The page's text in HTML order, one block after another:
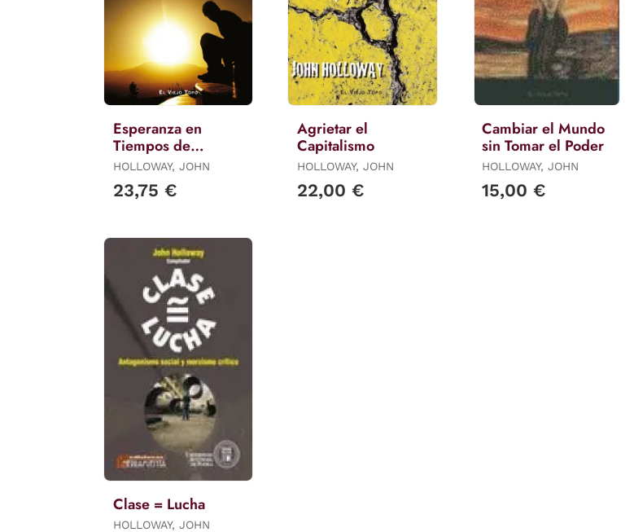
Esperanza en
Tiempos de
Desesperanza
HOLLOWAY, JOHN
23,75 €
Agrietar el
Capitalismo
HOLLOWAY, JOHN
22,00 €
Cambiar el Mundo
sin Tomar el Poder
HOLLOWAY, JOHN
15,00 €
Clase = Lucha
HOLLOWAY, JOHN